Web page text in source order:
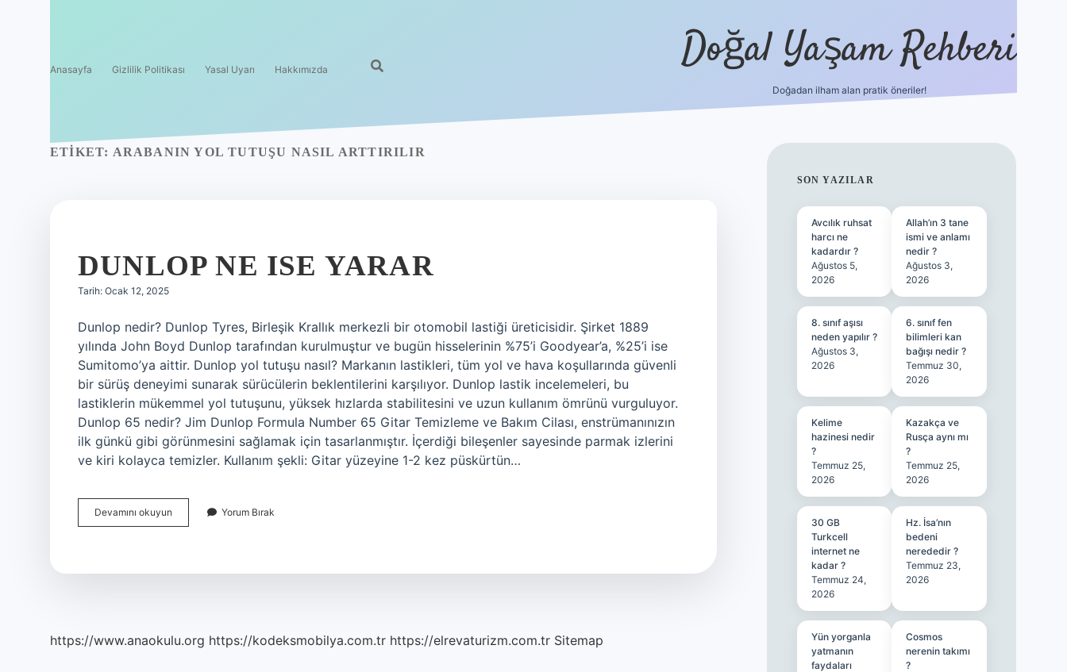
Anasayfa Gizlilik Politikası Yasal Uyarı Hakkımızda Doğal Yaşam Rehberi
Doğadan ilham alan pratik öneriler!
ETIKET: ARABANIN YOL TUTUŞU NASIL ARTTIRILIR
DUNLOP NE ISE YARAR
Tarih: Ocak 12, 2025
Dunlop nedir? Dunlop Tyres, Birleşik Krallık merkezli bir otomobil lastiği üreticisidir. Şirket 1889
yılında John Boyd Dunlop tarafından kurulmuştur ve bugün hisselerinin %75’i Goodyear’a, %25’i ise
Sumitomo’ya aittir. Dunlop yol tutuşu nasıl? Markanın lastikleri, tüm yol ve hava koşullarında güvenli
bir sürüş deneyimi sunarak sürücülerin beklentilerini karşılıyor. Dunlop lastik incelemeleri, bu
lastiklerin mükemmel yol tutuşunu, yüksek hızlarda stabilitesini ve uzun kullanım ömrünü vurguluyor.
Dunlop 65 nedir? Jim Dunlop Formula Number 65 Gitar Temizleme ve Bakım Cilası, enstrümanınızın
ilk günkü gibi görünmesini sağlamak için tasarlanmıştır. İçerdiği bileşenler sayesinde parmak izlerini
ve kiri kolayca temizler. Kullanım şekli: Gitar yüzeyine 1-2 kez püskürtün…
Devamını okuyun
Ne
Yorum Bırak
https://www.anaokulu.org https://kodeksmobilya.com.tr https://elrevaturizm.com.tr Sitemap
SIDEBAR
SON YAZILAR
Avcılık ruhsat
harcı ne
kadardır ?
Ağustos 5,
2026
Allah’ın 3 tane
ismi ve anlamı
nedir ?
Ağustos 3,
2026
8. sınıf aşısı
neden yapılır ?
Ağustos 3,
2026
6. sınıf fen
bilimleri kan
bağışı nedir ?
Temmuz 30,
2026
Kelime
hazinesi nedir
?
Temmuz 25,
2026
Kazakça ve
Rusça aynı mı
?
Temmuz 25,
2026
30 GB
Turkcell
internet ne
kadar ?
Temmuz 24,
2026
Hz. İsa’nın
bedeni
nerededir ?
Temmuz 23,
2026
Yün yorganla
yatmanın
faydaları
Cosmos
nerenin takımı
?
hiltonbet güncel giriş